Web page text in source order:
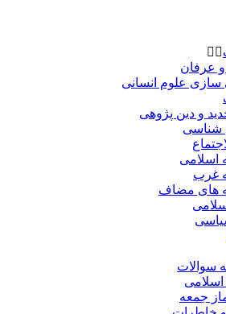
و عرفان
علوم انسانی
و دین پژوهی
شناسی
اسلامی
غرب
های مضاف
سوالات
اسلامی
جمعه